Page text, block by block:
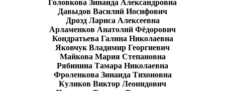
Головкова Зинаида Александровна
Давыдов Василий Иосифович
Дрозд Лариса Алексеевна
Арламенков Анатолий Фёдорович
Кондратьева Галина Николаевна
Яковчук Владимир Георгиевич
Майкова Мария Степановна
Рябинина Тамара Николаевна
Фроленкова Зинаида Тихоновна
Куликов Виктор Леонидович